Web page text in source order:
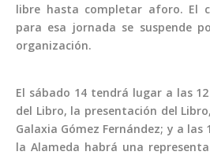
libre hasta completar aforo. El
para esa jornada se suspende
organización.
El sábado 14 tendrá lugar a las
del Libro, la presentación del
Galaxia Gómez Fernández; y a las
la Alameda habrá una